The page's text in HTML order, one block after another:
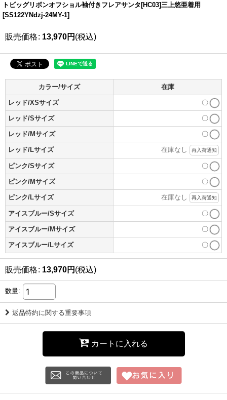
トビッグリボンオフショル袖付きフレアサンタ[HC03]三上悠亜着用
[SS122YNdzj-24MY-1]
販売価格: 13,970円 (税込)
カラー/サイズ 在庫
レッド/XSサイズ 〇
レッド/Sサイズ 〇
レッド/Mサイズ 〇
レッド/Lサイズ 在庫なし 再入荷通知
ピンク/Sサイズ 〇
ピンク/Mサイズ 〇
ピンク/Lサイズ 在庫なし 再入荷通知
アイスブルー/Sサイズ 〇
アイスブルー/Mサイズ 〇
アイスブルー/Lサイズ 〇
販売価格: 13,970円 (税込)
数量:
返品特約に関する重要事項
カートに入れる